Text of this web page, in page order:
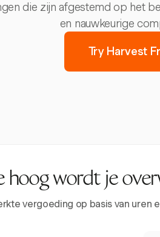
die zijn afgestemd op het
en nauwkeurige
Try Harvest
hoog wordt je
vergoeding op basis van uren